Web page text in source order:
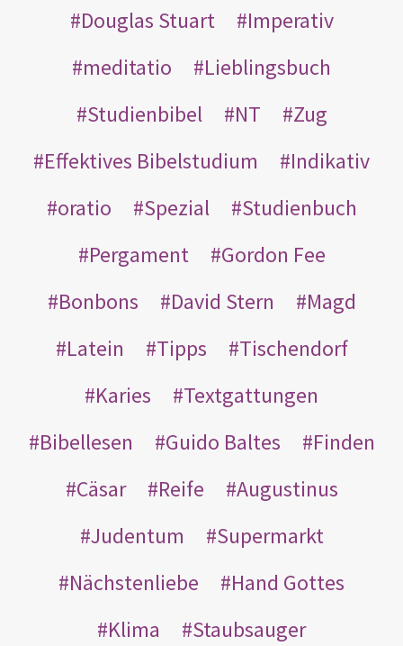
Douglas Stuart
Imperativ
meditatio
Lieblingsbuch
Studienbibel
NT
Zug
Effektives Bibelstudium
Indikativ
oratio
Spezial
Studienbuch
Pergament
Gordon Fee
Bonbons
David Stern
Magd
Latein
Tipps
Tischendorf
Karies
Textgattungen
Bibellesen
Guido Baltes
Finden
Cäsar
Reife
Augustinus
Judentum
Supermarkt
Nächstenliebe
Hand Gottes
Klima
Staubsauger